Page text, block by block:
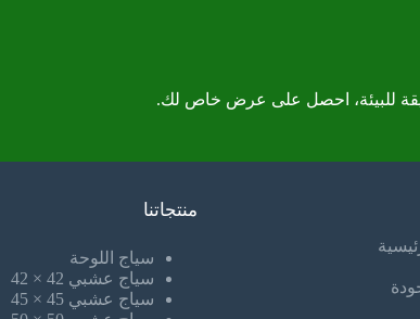
للبيئة، احصل على عرض خاص لك.
منتجاتنا
سياج اللوحة
سياج عشبي 42 × 42
سياج عشبي 45 × 45